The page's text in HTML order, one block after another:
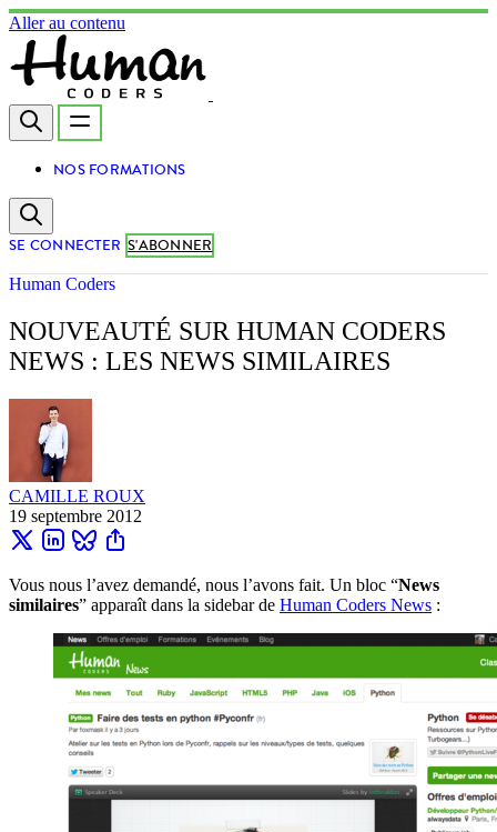
Aller au contenu
NOS FORMATIONS
SE CONNECTER S'ABONNER
Human Coders
NOUVEAUTÉ SUR HUMAN CODERS
NEWS : LES NEWS SIMILAIRES
CAMILLE ROUX
19 septembre 2012
Vous nous l’avez demandé, nous l’avons fait. Un bloc “News
similaires” apparaît dans la sidebar de Human Coders News :